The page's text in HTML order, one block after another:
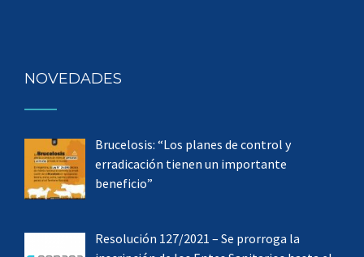
NOVEDADES
Brucelosis: “Los planes de control y
erradicación tienen un importante
beneficio”
Resolución 127/2021 – Se prorroga la